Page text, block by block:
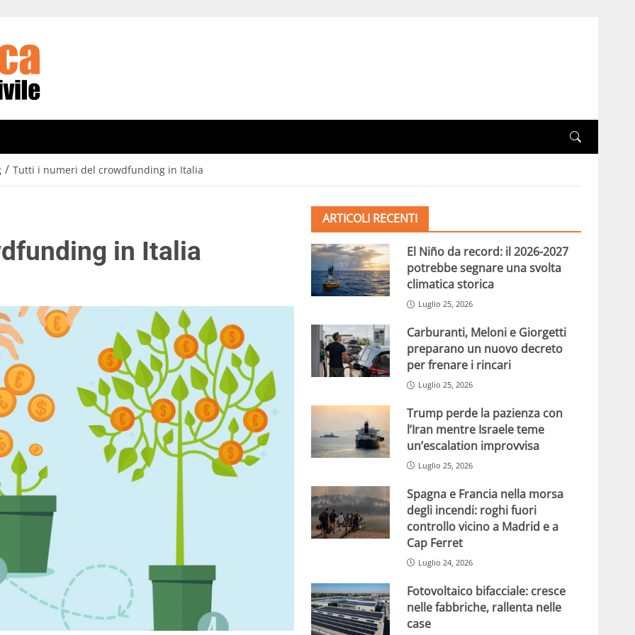
/ Tutti i numeri del crowdfunding in Italia
in Italia
ARTICOLI RECENTI
El Niño da record: il 2026-2027
potrebbe segnare una svolta
climatica storica
Luglio 25, 2026
Carburanti, Meloni e Giorgetti
preparano un nuovo decreto
per frenare i rincari
Luglio 25, 2026
Trump perde la pazienza con
l’Iran mentre Israele teme
un’escalation improvvisa
Luglio 25, 2026
Spagna e Francia nella morsa
degli incendi: roghi fuori
controllo vicino a Madrid e a
Cap Ferret
Luglio 24, 2026
Fotovoltaico bifacciale: cresce
nelle fabbriche, rallenta nelle
case